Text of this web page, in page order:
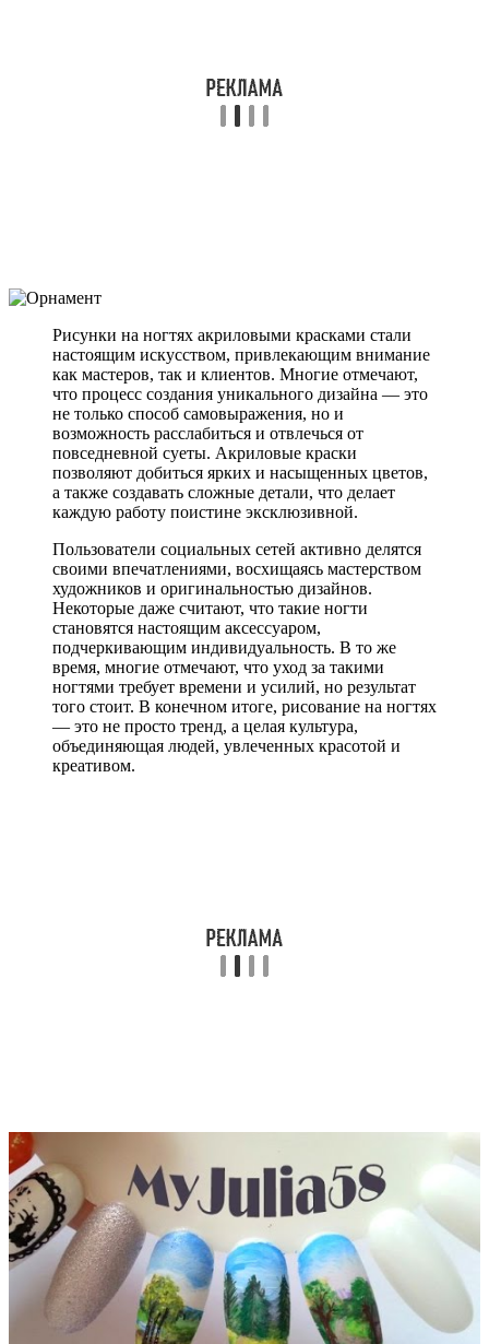
Рисунки на ногтях акриловыми красками стали
настоящим искусством, привлекающим внимание
как мастеров, так и клиентов. Многие отмечают,
что процесс создания уникального дизайна — это
не только способ самовыражения, но и
возможность расслабиться и отвлечься от
повседневной суеты. Акриловые краски
позволяют добиться ярких и насыщенных цветов,
а также создавать сложные детали, что делает
каждую работу поистине эксклюзивной.
Пользователи социальных сетей активно делятся
своими впечатлениями, восхищаясь мастерством
художников и оригинальностью дизайнов.
Некоторые даже считают, что такие ногти
становятся настоящим аксессуаром,
подчеркивающим индивидуальность. В то же
время, многие отмечают, что уход за такими
ногтями требует времени и усилий, но результат
того стоит. В конечном итоге, рисование на ногтях
— это не просто тренд, а целая культура,
объединяющая людей, увлеченных красотой и
креативом.